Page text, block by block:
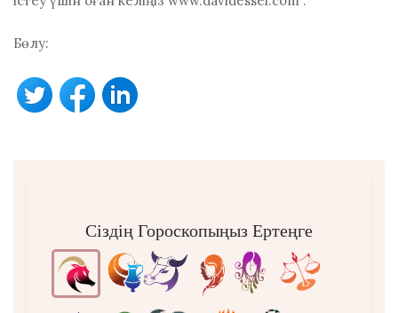
Бөлу:
Сіздің Гороскопыңыз Ертеңге